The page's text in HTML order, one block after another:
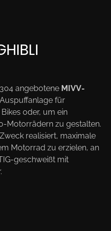
angebotene MIVV-
für
oder, um ein
Motorrädern zu gestalten.
realisiert, maximale
Motorrad zu erzielen, an
geschweißt mit